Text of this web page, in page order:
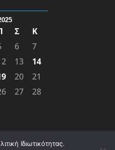
Σ
Κ
6
7
13
14
20
21
27
28
Ιδιωτικότητας.